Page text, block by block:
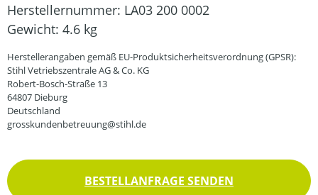
Herstellernummer: LA03 200 0002
Gewicht: 4.6 kg
Herstellerangaben gemäß EU-Produktsicherheitsverordnung (GPSR):
Stihl Vetriebszentrale AG & Co. KG
Robert-Bosch-Straße 13
64807 Dieburg
Deutschland
grosskundenbetreuung@stihl.de
BESTELLANFRAGE SENDEN